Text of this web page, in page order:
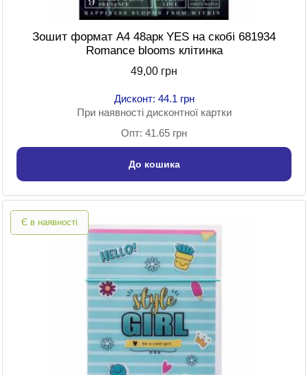
Зошит формат A4 48арк YES на скобі 681934
Romance blooms клітинка
49,00 грн
Дисконт: 44.1 грн
При наявності дисконтної картки
Опт: 41.65 грн
До кошика
Є в наявності